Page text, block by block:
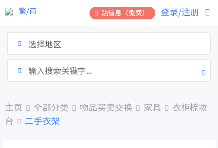
跳
到
贴信息（免费） 登录/注册
繁/简
选择地区
主页 全部分类 物品买卖交换 家具
衣柜梳妆
台
二手衣架